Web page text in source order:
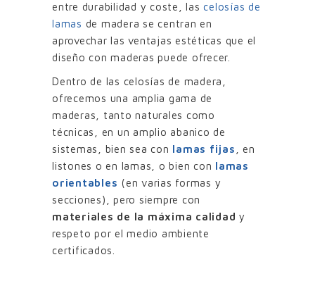
entre durabilidad y coste, las celosías de
lamas de madera se centran en
aprovechar las ventajas estéticas que el
diseño con maderas puede ofrecer.
Dentro de las celosías de madera,
ofrecemos una amplia gama de
maderas, tanto naturales como
técnicas, en un amplio abanico de
sistemas, bien sea con lamas fijas , en
listones o en lamas, o bien con lamas
orientables (en varias formas y
secciones), pero siempre con
materiales de la máxima calidad y
respeto por el medio ambiente
certificados.